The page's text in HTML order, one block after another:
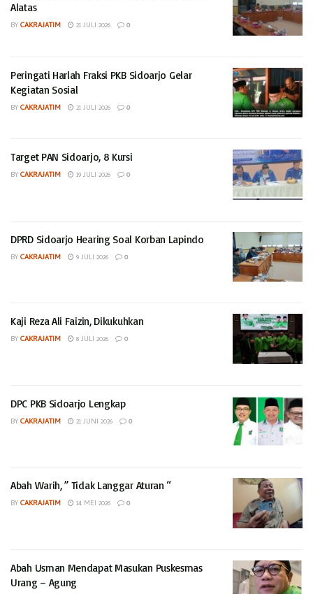
Alatas
BYCAKRAJATIM 21 JULI 2026 0
Peringati Harlah Fraksi PKB Sidoarjo Gelar
Kegiatan Sosial
BYCAKRAJATIM 21 JULI 2026 0
Target PAN Sidoarjo, 8 Kursi
BYCAKRAJATIM 19 JULI 2026 0
DPRD Sidoarjo Hearing Soal Korban Lapindo
BYCAKRAJATIM 9 JULI 2026 0
Kaji Reza Ali Faizin, Dikukuhkan
BYCAKRAJATIM 8 JULI 2026 0
DPC PKB Sidoarjo Lengkap
BYCAKRAJATIM 21 JUNI 2026 0
Abah Warih, ” Tidak Langgar Aturan “
BYCAKRAJATIM 14 MEI 2026 0
Abah Usman Mendapat Masukan Puskesmas
Urang – Agung